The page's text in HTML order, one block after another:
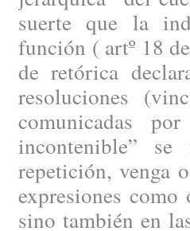
suerte que la
función ( artº 18
de retórica
resoluciones
comunicadas
incontenible”
repetición, venga
expresiones
sino también en